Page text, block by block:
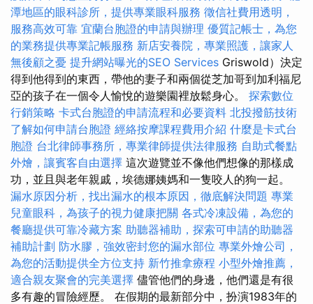
潭地區的眼科診所，提供專業眼科服務 徵信社費用透明，
服務高效可靠 宜蘭台胞證的申請與辦理 優質記帳士，為您
的業務提供專業記帳服務 新店安養院，專業照護，讓家人
無後顧之憂 提升網站曝光的SEO Services Griswold）決定
得到他得到的東西，帶他的妻子和兩個從芝加哥到加利福尼
亞的孩子在一個令人愉悅的遊樂園裡放鬆身心。 探索數位
行銷策略 卡式台胞證的申請流程和必要資料 北投撥筋技術
了解如何申請台胞證 經絡按摩課程費用介紹 什麼是卡式台
胞證 台北律師事務所，專業律師提供法律服務 自助式餐點
外燴，讓賓客自由選擇 這次遊覽並不像他們想像的那樣成
功，並且與老年親戚，埃德娜姨媽和一隻咬人的狗一起。
漏水原因分析，找出漏水的根本原因，徹底解決問題 專業
兒童眼科，為孩子的視力健康把關 各式冷凍設備，為您的
餐廳提供可靠冷藏方案 助聽器補助，探索可申請的助聽器
補助計劃 防水膠，強效密封您的漏水部位 專業外燴公司，
為您的活動提供全方位支持 新竹推拿療程 小型外燴推薦，
適合親友聚會的完美選擇 儘管他們的身邊，他們還是有很
多有趣的冒險經歷。 在假期的最新部分中，扮演1983年的